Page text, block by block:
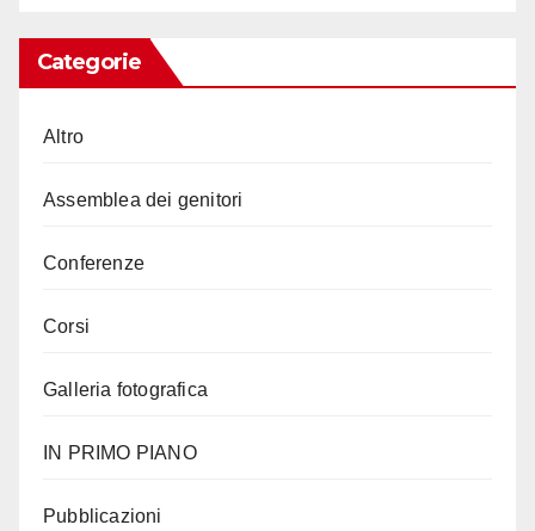
Categorie
Altro
Assemblea dei genitori
Conferenze
Corsi
Galleria fotografica
IN PRIMO PIANO
Pubblicazioni